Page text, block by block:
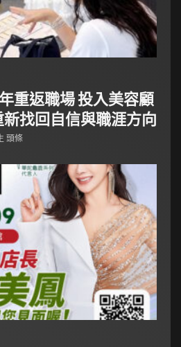
重返職場 投入美容顧
新找回自信與職涯方向
頭條